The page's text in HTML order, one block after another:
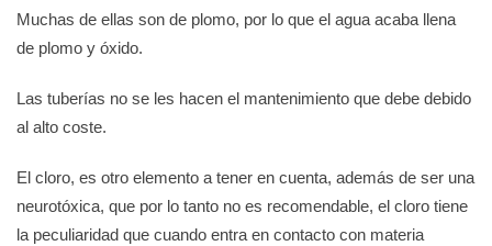
Muchas de ellas son de plomo, por lo que el agua acaba llena
de plomo y óxido.
Las tuberías no se les hacen el mantenimiento que debe debido
al alto coste.
El cloro, es otro elemento a tener en cuenta, además de ser una
neurotóxica, que por lo tanto no es recomendable, el cloro tiene
la peculiaridad que cuando entra en contacto con materia